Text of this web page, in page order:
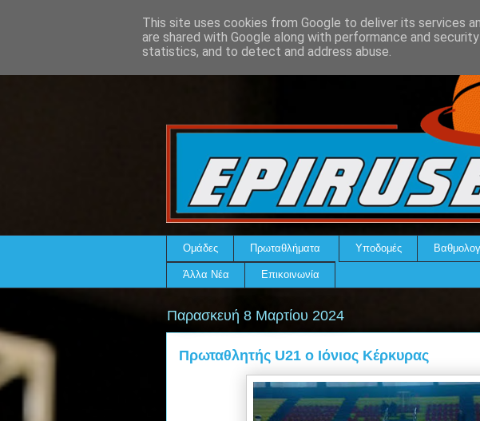
Ομάδες Πρωταθλήματα Υποδομές
Άλλα Νέα Επικοινωνία
Παρασκευή 8 Μαρτίου 2024
Πρωταθλητής U21 ο Ιόνιος Κέρκυρας
This site uses cookies from Google to deliver its services
are shared with Google along with performance and
statistics, and to detect and address abuse.